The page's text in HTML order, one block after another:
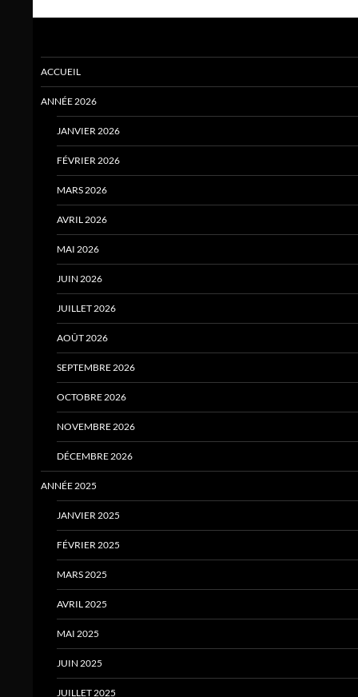
ACCUEIL
ANNÉE 2026
JANVIER 2026
FÉVRIER 2026
MARS 2026
AVRIL 2026
MAI 2026
JUIN 2026
JUILLET 2026
AOÛT 2026
SEPTEMBRE 2026
OCTOBRE 2026
NOVEMBRE 2026
DÉCEMBRE 2026
ANNÉE 2025
JANVIER 2025
FÉVRIER 2025
MARS 2025
AVRIL 2025
MAI 2025
JUIN 2025
JUILLET 2025